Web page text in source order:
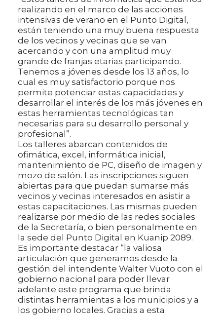
realizando en el marco de las acciones
intensivas de verano en el Punto Digital,
están teniendo una muy buena respuesta
de los vecinos y vecinas que se van
acercando y con una amplitud muy
grande de franjas etarias participando.
Tenemos a jóvenes desde los 13 años, lo
cual es muy satisfactorio porque nos
permite potenciar estas capacidades y
desarrollar el interés de los más jóvenes en
estas herramientas tecnológicas tan
necesarias para su desarrollo personal y
profesional”.
Los talleres abarcan contenidos de
ofimática, excel, informática inicial,
mantenimiento de PC, diseño de imagen y
mozo de salón. Las inscripciones siguen
abiertas para que puedan sumarse más
vecinos y vecinas interesados en asistir a
estas capacitaciones. Las mismas pueden
realizarse por medio de las redes sociales
de la Secretaría, o bien personalmente en
la sede del Punto Digital en Kuanip 2089.
Es importante destacar “la valiosa
articulación que generamos desde la
gestión del intendente Walter Vuoto con el
gobierno nacional para poder llevar
adelante este programa que brinda
distintas herramientas a los municipios y a
los gobierno locales. Gracias a esta